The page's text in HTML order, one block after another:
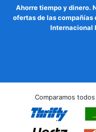
Ahorre tiempo y dinero.
ofertas de las compañías
Internacional
Comparamos